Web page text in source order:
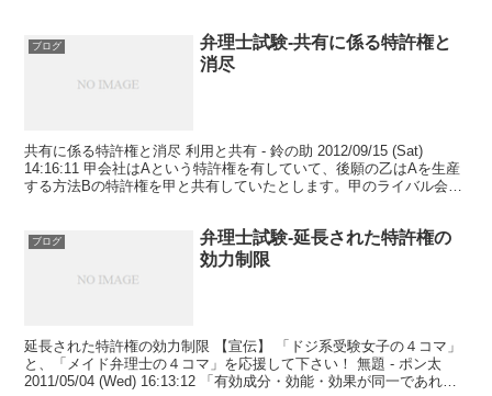
ブログ
弁理士試験-共有に係る特許権と
消尽
共有に係る特許権と消尽 利用と共有 - 鈴の助 2012/09/15 (Sat)
14:16:11 甲会社はAという特許権を有していて、後願の乙はAを生産
する方法Bの特許権を甲と共有していたとします。甲のライバル会社
ブログ
弁理士試験-延長された特許権の
効力制限
延長された特許権の効力制限 【宣伝】 「ドジ系受験女子の４コマ」
と、「メイド弁理士の４コマ」を応援して下さい！ 無題 - ポン太
2011/05/04 (Wed) 16:13:12 「有効成分・効能・効果が同一であれ